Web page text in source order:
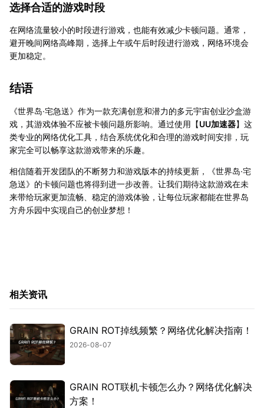
选择合适的游戏时段
在网络流量较小的时段进行游戏，也能有效减少卡顿问题。通常，
避开晚间网络高峰期，选择上午或午后时段进行游戏，网络环境会
更加稳定。
结语
《世界岛·宅急送》作为一款充满创意和潜力的多元宇宙创业沙盒游
戏，其游戏体验不应被卡顿问题所影响。通过使用【UU加速器】这
类专业的网络优化工具，结合系统优化和合理的游戏时间安排，玩
家完全可以畅享这款游戏带来的乐趣。
相信随着开发团队的不断努力和游戏版本的持续更新，《世界岛·宅
急送》的卡顿问题也将得到进一步改善。让我们期待这款游戏在未
来带给玩家更加流畅、稳定的游戏体验，让每位玩家都能在世界岛
方舟乐园中实现自己的创业梦想！
相关资讯
GRAIN ROT掉线频繁？网络优化解决指南！
2026-08-07
GRAIN ROT联机卡顿怎么办？网络优化解决
方案！